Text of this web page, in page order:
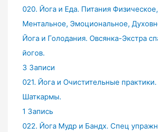
020. Йога и Еда. Питания Физическое,
Ментальное, Эмоциональное,
Йога и Голодания. Овсянка-Экстра
йогов.
3 Записи
021. Йога и Очистительные практики.
Шаткармы.
1 Запись
022. Йога Мудр и Бандх. Спец